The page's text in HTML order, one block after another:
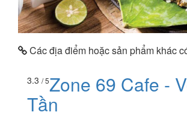
Các địa điểm hoặc sản phẩm khác
3.3 / 5Zone 69 Cafe -
Tần